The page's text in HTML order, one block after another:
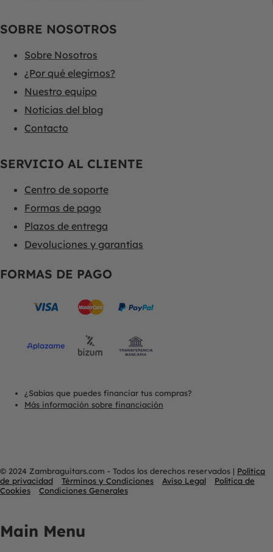
SOBRE NOSOTROS
Sobre Nosotros
¿Por qué elegirnos?
Nuestro equipo
Noticias del blog
Contacto
SERVICIO AL CLIENTE
Centro de soporte
Formas de pago
Plazos de entrega
Devoluciones y garantías
FORMAS DE PAGO
¿Sabías que puedes financiar tus compras?
Más información sobre financiación
© 2024 Zambraguitars.com - Todos los derechos reservados | Política
de privacidad
Términos y Condiciones Aviso Legal
Política de
Cookies
Condiciones Generales
Main Menu